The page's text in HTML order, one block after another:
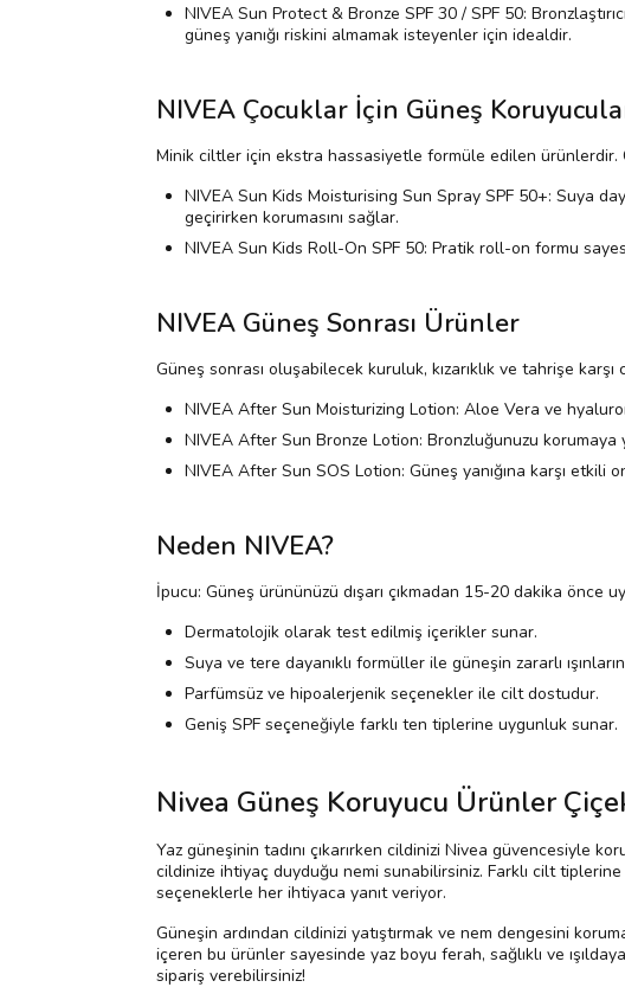
NIVEA Sun Protect & Bronze SPF 30 / SPF 50:
güneş yanığı riskini almamak isteyenler için idealdir.
NIVEA Çocuklar İçin Güneş
Minik ciltler için ekstra hassasiyetle formüle edilen ürünlerdir.
NIVEA Sun Kids Moisturising Sun Spray SPF 50+: Suya
geçirirken korumasını sağlar.
NIVEA Sun Kids Roll-On SPF 50: Pratik roll-on formu
NIVEA Güneş Sonrası Ürünler
Güneş sonrası oluşabilecek kuruluk, kızarıklık ve tahrişe
NIVEA After Sun Moisturizing Lotion: Aloe Vera ve
NIVEA After Sun Bronze Lotion: Bronzluğunuzu korumaya
NIVEA After Sun SOS Lotion: Güneş yanığına karşı etkili
Neden NIVEA?
İpucu: Güneş ürününüzü dışarı çıkmadan 15-20 dakika
Dermatolojik olarak test edilmiş içerikler sunar.
Suya ve tere dayanıklı formüller ile güneşin zararlı
Parfümsüz ve hipoalerjenik seçenekler ile cilt dostudur.
Geniş SPF seçeneğiyle farklı ten tiplerine uygunluk sunar.
Nivea Güneş Koruyucu Ürünler
Yaz güneşinin tadını çıkarırken cildinizi Nivea güvencesiyle
cildinize ihtiyaç duyduğu nemi sunabilirsiniz. Farklı cilt
seçeneklerle her ihtiyaca yanıt veriyor.
Güneşin ardından cildinizi yatıştırmak ve nem dengesini
içeren bu ürünler sayesinde yaz boyu ferah, sağlıklı ve
sipariş verebilirsiniz!